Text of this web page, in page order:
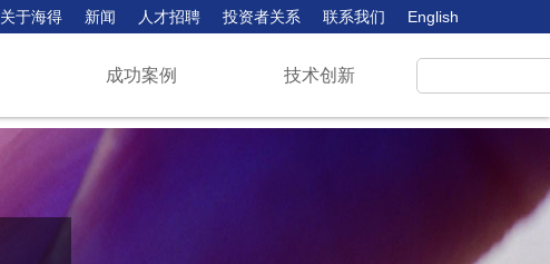
English
联系我们
投资者关系
人才招聘
新闻
关于海得
成功案例 技术创新